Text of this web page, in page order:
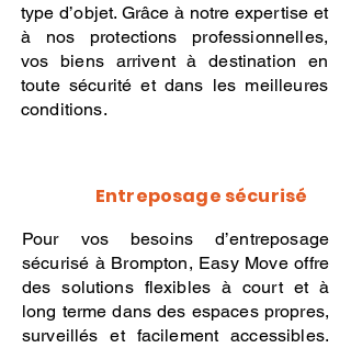
type d’objet. Grâce à notre expertise et
à nos protections professionnelles,
vos biens arrivent à destination en
toute sécurité et dans les meilleures
conditions.
Entreposage sécurisé
Pour vos besoins d’entreposage
sécurisé à Brompton, Easy Move offre
des solutions flexibles à court et à
long terme dans des espaces propres,
surveillés et facilement accessibles.